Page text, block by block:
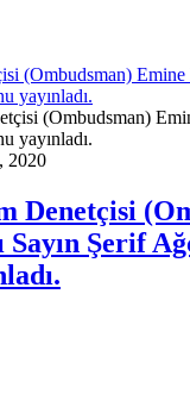
(Ombudsman) Emine
yayınladı.
2020
Denetçisi
Şerif